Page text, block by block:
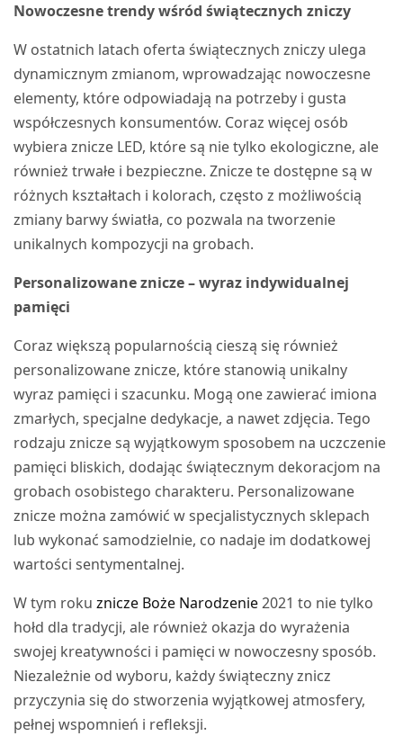
Nowoczesne trendy wśród świątecznych zniczy
W ostatnich latach oferta świątecznych zniczy ulega
dynamicznym zmianom, wprowadzając nowoczesne
elementy, które odpowiadają na potrzeby i gusta
współczesnych konsumentów. Coraz więcej osób
wybiera znicze LED, które są nie tylko ekologiczne, ale
również trwałe i bezpieczne. Znicze te dostępne są w
różnych kształtach i kolorach, często z możliwością
zmiany barwy światła, co pozwala na tworzenie
unikalnych kompozycji na grobach.
Personalizowane znicze – wyraz indywidualnej
pamięci
Coraz większą popularnością cieszą się również
personalizowane znicze, które stanowią unikalny
wyraz pamięci i szacunku. Mogą one zawierać imiona
zmarłych, specjalne dedykacje, a nawet zdjęcia. Tego
rodzaju znicze są wyjątkowym sposobem na uczczenie
pamięci bliskich, dodając świątecznym dekoracjom na
grobach osobistego charakteru. Personalizowane
znicze można zamówić w specjalistycznych sklepach
lub wykonać samodzielnie, co nadaje im dodatkowej
wartości sentymentalnej.
W tym rokuznicze Boże Narodzenie2021 to nie tylko
hołd dla tradycji, ale również okazja do wyrażenia
swojej kreatywności i pamięci w nowoczesny sposób.
Niezależnie od wyboru, każdy świąteczny znicz
przyczynia się do stworzenia wyjątkowej atmosfery,
pełnej wspomnień i refleksji.